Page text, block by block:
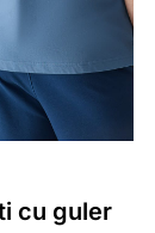
cu guler